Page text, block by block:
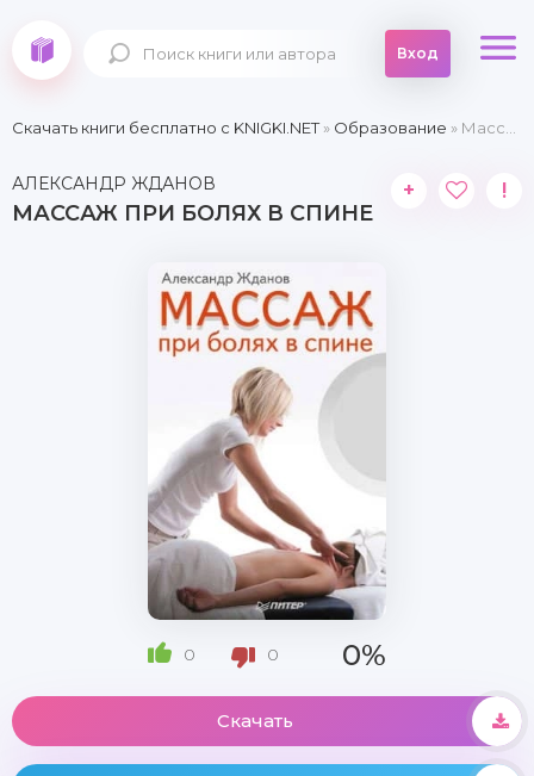
Вход
Скачать книги бесплатно c KNIGKI.NET» Образование » Массаж при болях в спине
АЛЕКСАНДР ЖДАНОВ
МАССАЖ ПРИ БОЛЯХ В СПИНЕ
+ !
0 0 0%
Скачать